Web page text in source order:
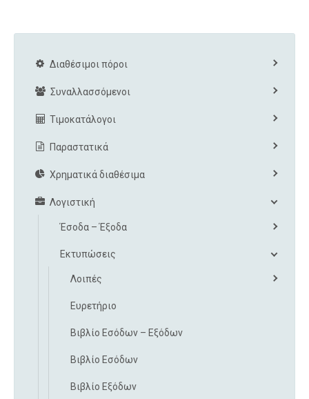
Διαθέσιμοι πόροι
Συναλλασσόμενοι
Τιμοκατάλογοι
Παραστατικά
Χρηματικά διαθέσιμα
Λογιστική
Έσοδα – Έξοδα
Εκτυπώσεις
Λοιπές
Ευρετήριο
Βιβλίο Εσόδων – Εξόδων
Βιβλίο Εσόδων
Βιβλίο Εξόδων